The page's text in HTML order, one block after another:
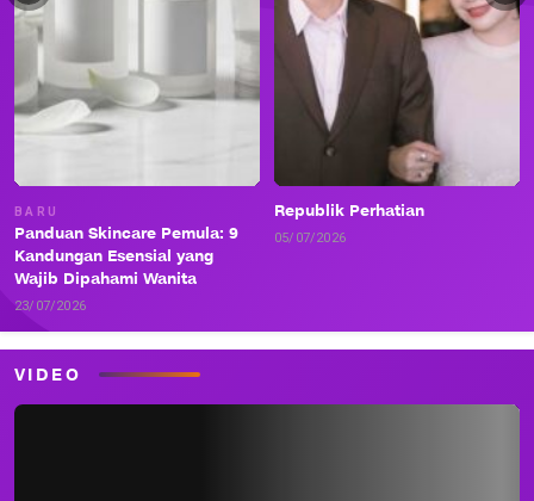
BARU
Panduan Skincare Pemula: 9
Kandungan Esensial yang
Wajib Dipahami Wanita
23/07/2026
Republik Perhatian
05/07/2026
VIDEO